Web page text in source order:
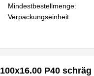
Mindestbestellmenge:
Verpackungseinheit:
P40 schräg